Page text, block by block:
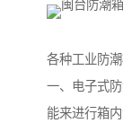
各种工业防潮
一、电子式
能来进行箱